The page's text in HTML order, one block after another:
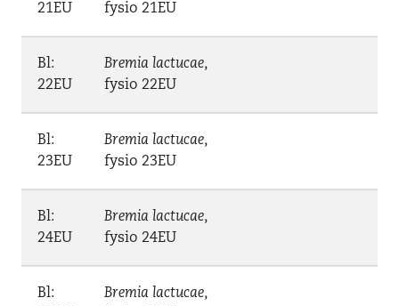
21EU
fysio 21EU
Bl:
22EU
Bremia lactucae,
fysio 22EU
Bl:
23EU
Bremia lactucae,
fysio 23EU
Bl:
24EU
Bremia lactucae,
fysio 24EU
Bl:
Bremia lactucae,